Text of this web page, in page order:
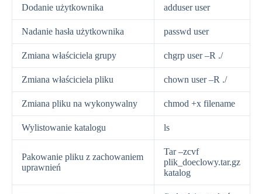
Dodanie użytkownika adduser user
Nadanie hasła użytkownika passwd user
Zmiana właściciela grupy chgrp user –R ./
Zmiana właściciela pliku chown user –R ./
Zmiana pliku na wykonywalny chmod +x filename
Wylistowanie katalogu ls
Pakowanie pliku z zachowaniem
uprawnień
Tar –zcvf
plik_doeclowy.tar.gz
katalog